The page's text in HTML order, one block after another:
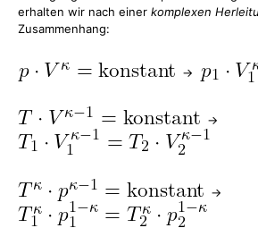
erhalten wir nach einer komplexen
Zusammenhang:
->
->
->